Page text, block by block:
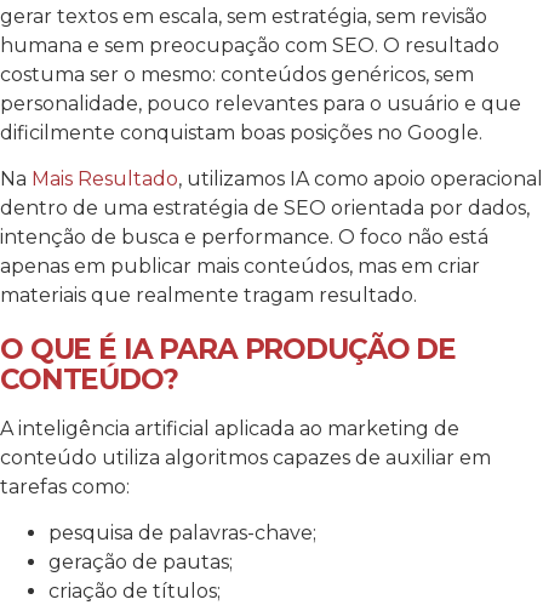
gerar textos em escala, sem estratégia, sem revisão
humana e sem preocupação com SEO. O resultado
costuma ser o mesmo: conteúdos genéricos, sem
personalidade, pouco relevantes para o usuário e que
dificilmente conquistam boas posições no Google.
Na Mais Resultado, utilizamos IA como apoio operacional
dentro de uma estratégia de SEO orientada por dados,
intenção de busca e performance. O foco não está
apenas em publicar mais conteúdos, mas em criar
materiais que realmente tragam resultado.
O QUE É IA PARA PRODUÇÃO DE
CONTEÚDO?
A inteligência artificial aplicada ao marketing de
conteúdo utiliza algoritmos capazes de auxiliar em
tarefas como:
pesquisa de palavras-chave;
geração de pautas;
criação de títulos;